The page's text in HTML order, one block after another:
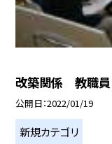
改築関係 教職員
公開日 2022/01/19
新規カテゴリ